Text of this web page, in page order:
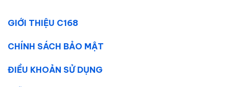
GIỚI THIỆU C168
CHÍNH SÁCH BẢO MẬT
ĐIỀU KHOẢN SỬ DỤNG